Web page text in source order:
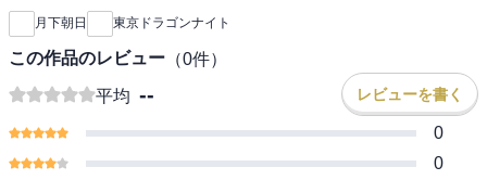
月下朝日 東京ドラゴンナイト
この作品のレビュー （0件）
平均 -- レビューを書く
0
0